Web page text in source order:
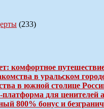
(233)
комфортное
в уральском
в южной столице
для ценителей
800% бонус и